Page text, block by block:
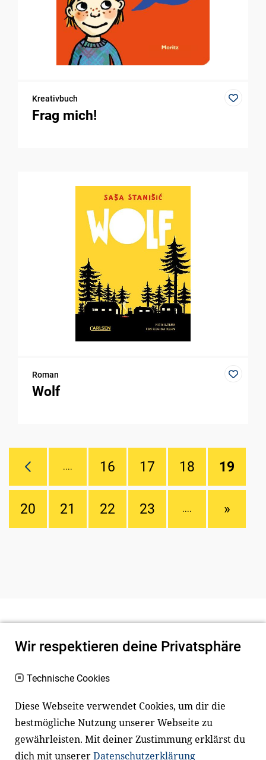
Kreativbuch
Frag mich!
Roman
Wolf
.... 16 17 18 19
20 21 22 23 .... »
Newsletter
Facebook LinkedIn
Wir respektieren deine Privatsphäre
Technische Cookies
Diese Webseite verwendet Cookies, um dir die
bestmögliche Nutzung unserer Webseite zu
gewährleisten. Mit deiner Zustimmung erklärst du
dich mit unsererDatenschutzerklärung